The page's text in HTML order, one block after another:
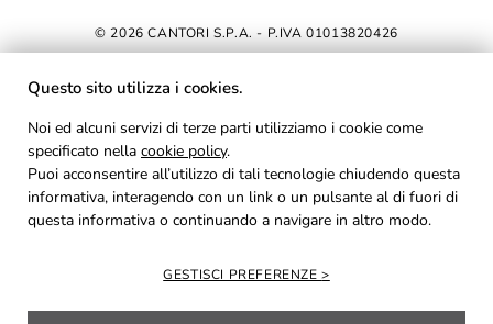
© 2026 CANTORI S.P.A. - P.IVA 01013820426
DICHIARAZIONE DI ACCESSIBILITÀ
AREA RISERVATA
PRIVACY
COOKIES
Questo sito utilizza i cookies.
Noi ed alcuni servizi di terze parti utilizziamo i cookie come
specificato nella cookie policy.
Puoi acconsentire all’utilizzo di tali tecnologie chiudendo questa
informativa, interagendo con un link o un pulsante al di fuori di
questa informativa o continuando a navigare in altro modo.
GESTISCI PREFERENZE